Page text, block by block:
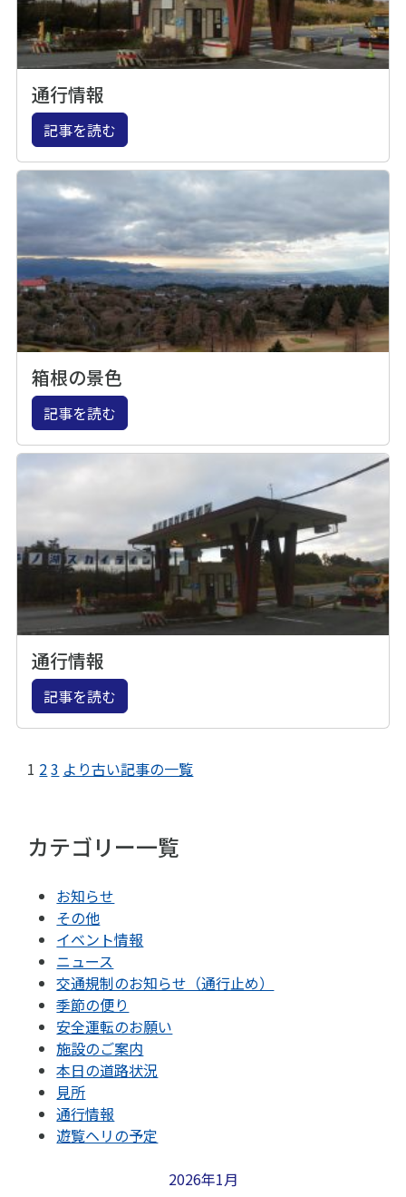
通行情報
記事を読む
箱根の景色
記事を読む
通行情報
記事を読む
1 23 より古い記事の一覧
カテゴリー一覧
お知らせ
その他
イベント情報
ニュース
交通規制のお知らせ（通行止め）
季節の便り
安全運転のお願い
施設のご案内
本日の道路状況
見所
通行情報
遊覧ヘリの予定
2026年1月